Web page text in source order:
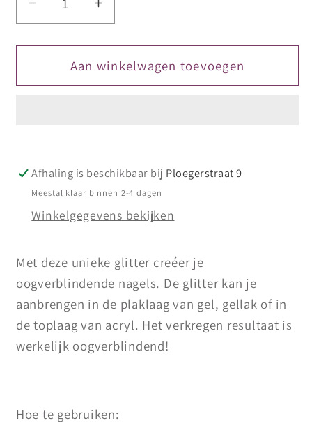
Aantal
verlagen
voor
Diamondline
Only
Aantal
verhogen
voor
Diamondline
Only
Aan winkelwagen toevoegen
Afhaling is beschikbaar bij Ploegerstraat 9
Meestal klaar binnen 2-4 dagen
Winkelgegevens bekijken
Met deze unieke glitter creéer je
oogverblindende nagels. De glitter kan je
aanbrengen in de plaklaag van gel, gellak of in
de toplaag van acryl. Het verkregen resultaat is
werkelijk oogverblindend!
Hoe te gebruiken: